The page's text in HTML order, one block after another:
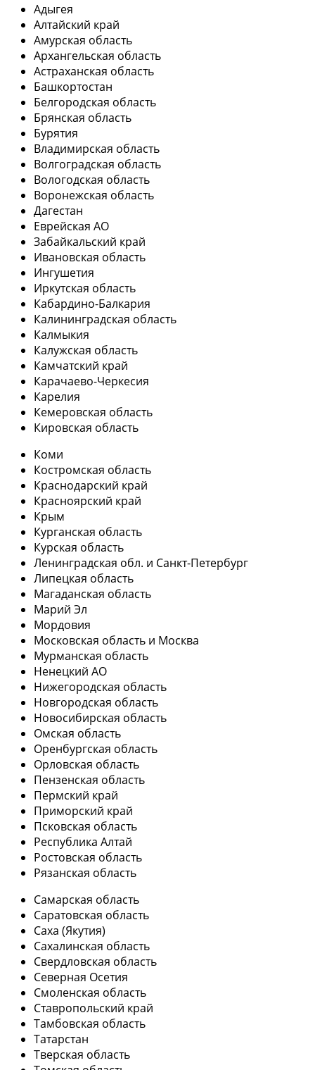
Адыгея
Алтайский край
Амурская область
Архангельская область
Астраханская область
Башкортостан
Белгородская область
Брянская область
Бурятия
Владимирская область
Волгоградская область
Вологодская область
Воронежская область
Дагестан
Еврейская АО
Забайкальский край
Ивановская область
Ингушетия
Иркутская область
Кабардино-Балкария
Калининградская область
Калмыкия
Калужская область
Камчатский край
Карачаево-Черкесия
Карелия
Кемеровская область
Кировская область
Коми
Костромская область
Краснодарский край
Красноярский край
Крым
Курганская область
Курская область
Ленинградская обл. и Санкт-Петербург
Липецкая область
Магаданская область
Марий Эл
Мордовия
Московская область и Москва
Мурманская область
Ненецкий АО
Нижегородская область
Новгородская область
Новосибирская область
Омская область
Оренбургская область
Орловская область
Пензенская область
Пермский край
Приморский край
Псковская область
Республика Алтай
Ростовская область
Рязанская область
Самарская область
Саратовская область
Саха (Якутия)
Сахалинская область
Свердловская область
Северная Осетия
Смоленская область
Ставропольский край
Тамбовская область
Татарстан
Тверская область